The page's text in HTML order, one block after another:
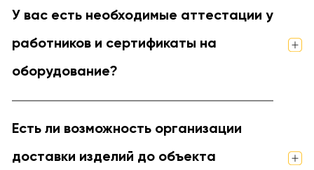
У вас есть необходимые аттестации у
работников и сертификаты на
оборудование?
Есть ли возможность организации
доставки изделий до объекта